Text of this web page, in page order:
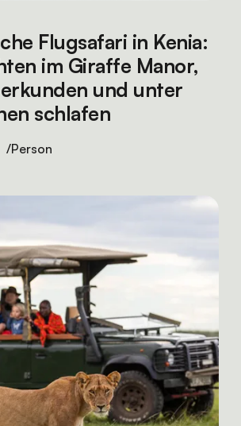
Flugsafari in Kenia:
im Giraffe Manor,
und unter
schlafen
/Person